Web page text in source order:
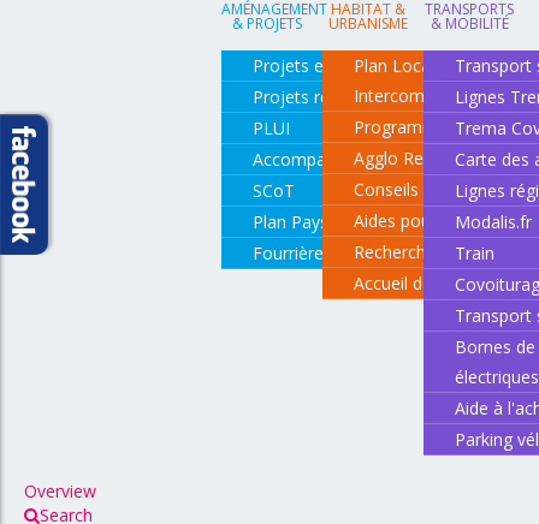
AMÉNAGEMENT
& PROJETS
Projets en cours
Projets réalisés
PLUI
Accompagnement de projets
SCoT
Plan Paysage
Fourrière animale
HABITAT &
URBANISME
Plan Local d'Urbanisme
Intercommunal
Programme local de
Agglo Renov
Conseils pour rénover
Aides pour rénover
Recherche d'un
Accueil des gens du
TRANSPORTS
& MOBILITÉ
Transport
Lignes
Trema
Carte des
Lignes
Modalis.fr
Train
Transport
Bornes
électriques
Aide à
Parking
Overview
Search